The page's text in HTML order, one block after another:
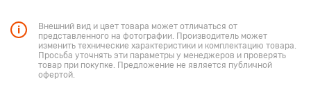
Внешний вид и цвет товара может отличаться от
представленного на фотографии. Производитель может
изменить технические характеристики и комплектацию товара.
Просьба уточнять эти параметры у менеджеров и проверять
товар при покупке. Предложение не является публичной
офертой.